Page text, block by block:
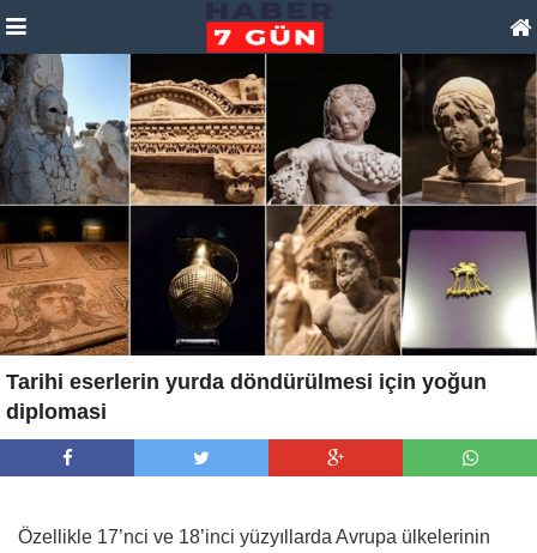
Tarihi eserlerin yurda döndürülmesi için yoğun
diplomasi
Özellikle 17’nci ve 18’inci yüzyıllarda Avrupa ülkelerinin